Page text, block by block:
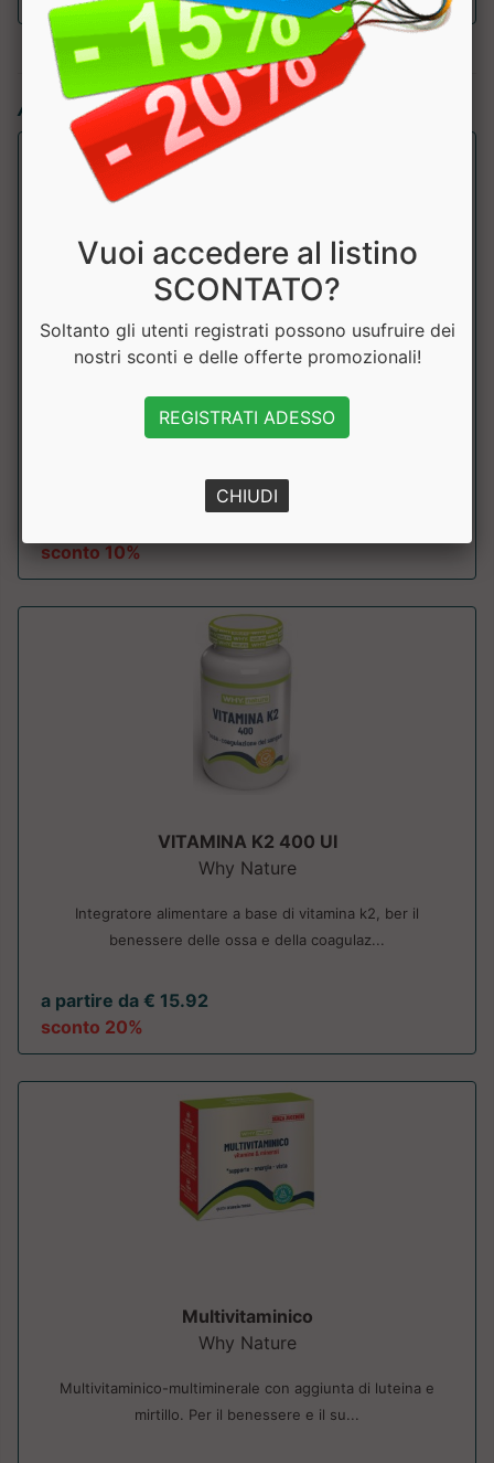
Articoli simili:
Vitamina B12
Why Nature
Integratore alimentare a base di Vitamina B12. Alto
sconto 10%
VITAMINA K2 400 UI
Why Nature
Integratore alimentare a base di vitamina k2, ber il
benessere delle ossa e della coagulaz...
a partire da € 15.92
sconto 20%
Multivitaminico
Why Nature
Multivitaminico-multiminerale con aggiunta di luteina e
mirtillo. Per il benessere e il su...
Vuoi accedere al listino
SCONTATO?
Soltanto gli utenti registrati possono usufruire dei
nostri sconti e delle offerte promozionali!
REGISTRATI ADESSO
CHIUDI